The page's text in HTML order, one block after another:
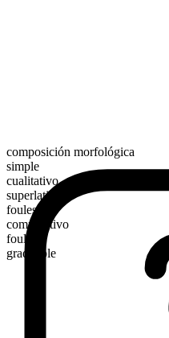
composición morfológica
simple
cualitativo
superlativo
foulest
comparativo
fouler
graduable